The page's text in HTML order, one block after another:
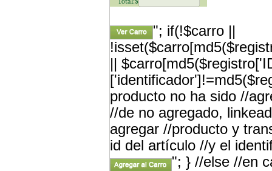
"; if(!$carro ||
||
producto no ha sido //
//de no agregado,
agregar //producto y
id del artículo //y el
"; } //else //en